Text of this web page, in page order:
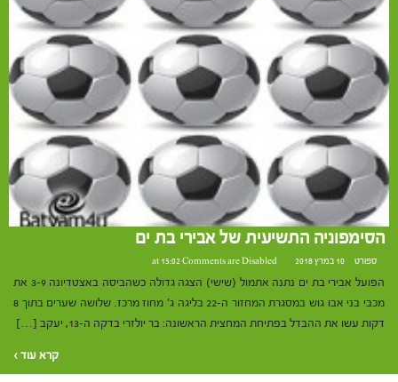
הסימפוניה התשיעית של אבירי בת ים
ספורט 10 במרץ 2018 at 15:02 Comments are Disabled
הפועל אבירי בת ים נתנה אתמול (שישי) הצגה גדולה כשהביסה באצטדיונה 3-9 את
מכבי בני אבו גוש במסגרת המחזור ה-22 בליגה ג' מחוז מרכז. שלושה שערים בתוך 8
דקות עשו את ההבדל בפתיחת המחצית הראשונה: בר יולזרי בדקה ה-13, יעקב […]
קרא עוד ›